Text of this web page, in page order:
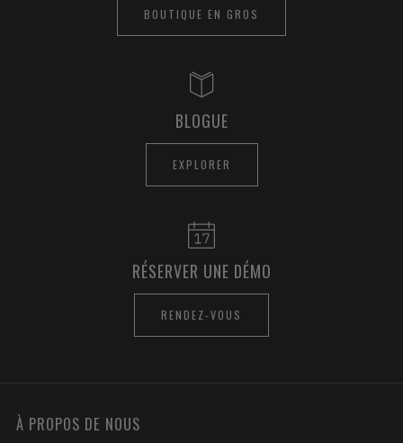
BOUTIQUE EN GROS
BLOGUE
EXPLORER
RÉSERVER UNE DÉMO
RENDEZ-VOUS
À PROPOS DE NOUS